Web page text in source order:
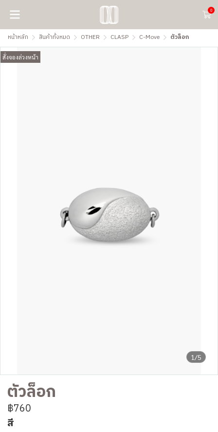
0
หน้าหลัก สินค้าทั้งหมด OTHER CLASP C-Move ตัวล็อก
1/5
สั่งจองล่วงหน้า
ตัวล็อก
฿760
สี